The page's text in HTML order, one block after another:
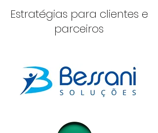
Estratégias para clientes e
parceiros